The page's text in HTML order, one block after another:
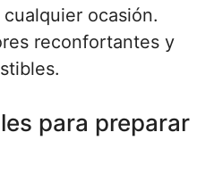
ocasión.
reconfortantes y
para preparar